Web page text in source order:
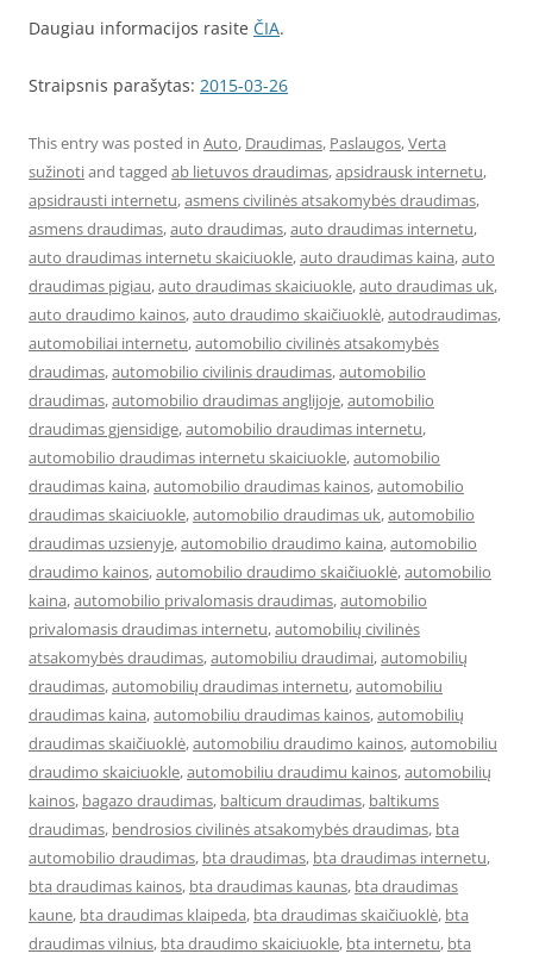
Daugiau informacijos rasite ČIA.
Straipsnis parašytas: 2015-03-26
This entry was posted in Auto, Draudimas, Paslaugos,Verta
sužinotiand tagged ab lietuvos draudimas,apsidrausk internetu,
apsidrausti internetu,asmens civilinės atsakomybės draudimas,
asmens draudimas,auto draudimas,auto draudimas internetu,
auto draudimas internetu skaiciuokle,auto draudimas kaina,auto
draudimas pigiau,auto draudimas skaiciuokle,auto draudimas uk,
auto draudimo kainos,auto draudimo skaičiuoklė,autodraudimas,
automobiliai internetu,automobilio civilinės atsakomybės
draudimas,automobilio civilinis draudimas,automobilio
draudimas,automobilio draudimas anglijoje,automobilio
draudimas gjensidige,automobilio draudimas internetu,
automobilio draudimas internetu skaiciuokle,automobilio
draudimas kaina,automobilio draudimas kainos,automobilio
draudimas skaiciuokle,automobilio draudimas uk,automobilio
draudimas uzsienyje,automobilio draudimo kaina,automobilio
draudimo kainos,automobilio draudimo skaičiuoklė,automobilio
kaina,automobilio privalomasis draudimas,automobilio
privalomasis draudimas internetu,automobilių civilinės
atsakomybės draudimas,automobiliu draudimai,automobilių
draudimas,automobilių draudimas internetu,automobiliu
draudimas kaina,automobiliu draudimas kainos,automobilių
draudimas skaičiuoklė,automobiliu draudimo kainos,automobiliu
draudimo skaiciuokle,automobiliu draudimu kainos,automobilių
kainos, bagazo draudimas, balticum draudimas, baltikums
draudimas, bendrosios civilinės atsakomybės draudimas, bta
automobilio draudimas, bta draudimas, bta draudimas internetu,
bta draudimas kainos, bta draudimas kaunas, bta draudimas
kaune, bta draudimas klaipeda, bta draudimas skaičiuoklė, bta
draudimas vilnius, bta draudimo skaiciuokle, bta internetu, bta